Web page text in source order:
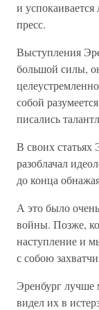
и
пресс.
Выступления
большой силы,
собой
писались
В своих статьях
разоблачал
до конца
А это было
войны. Позже,
наступление и
с собою
Эренбург лучше
видел их в